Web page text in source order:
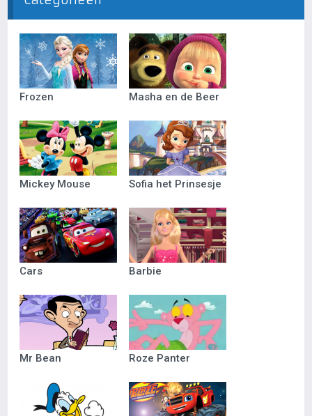
Frozen Masha en de Beer
Mickey Mouse Sofia het Prinsesje
Cars Barbie
Mr Bean Roze Panter